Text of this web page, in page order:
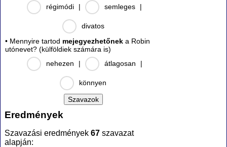
régimódi
| semleges |
divatos
• Mennyire tartod mejegyezhetőnek a Robin
utónevet? (külföldiek számára is)
nehezen
| átlagosan |
könnyen
Eredmények
Szavazási eredmények 67 szavazat
alapján: